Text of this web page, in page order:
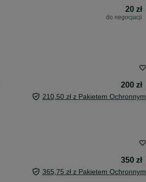
20 zł
do negocjacji
200 zł
210,50 zł z Pakietem Ochronnym
350 zł
365,75 zł z Pakietem Ochronnym